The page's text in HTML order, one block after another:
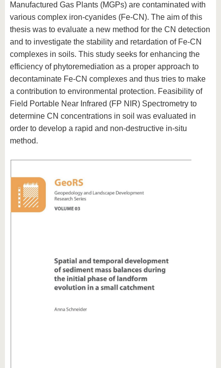
Manufactured Gas Plants (MGPs) are contaminated with
various complex iron-cyanides (Fe-CN). The aim of this
thesis was to evaluate a new method for the CN detection
and to investigate the stability and retardation of Fe-CN
complexes in soils. This study seeks for enhancing the
efficiency of phytoremediation as a proper approach to
decontaminate Fe-CN complexes and thus tries to make
a contribution to environmental protection. Feasibility of
Field Portable Near Infrared (FP NIR) Spectrometry to
determine CN concentrations in soil was evaluated in
order to develop a rapid and non-destructive in-situ
method.